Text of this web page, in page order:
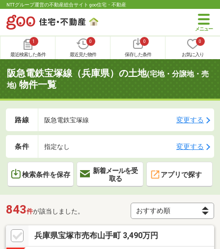
NTTグループ運営の不動産総合サイト goo住宅・不動産
1
最近検索した条件
0
最近見た物件
0
保存した条件
0
お気に入り
阪急電鉄宝塚線（兵庫県）の土地(宅地・分譲地・売
地) 物件一覧
路線 阪急電鉄宝塚線 変更する
条件 指定なし 変更する
検索条件を保存
新着メールを受
取る
アプリで探す
843件が該当しました。
兵庫県宝塚市売布山手町 3,490万円